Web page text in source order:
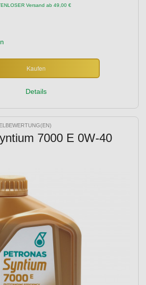
Versand ab 49,00 €
Kaufen
Details
7000 E 0W-40